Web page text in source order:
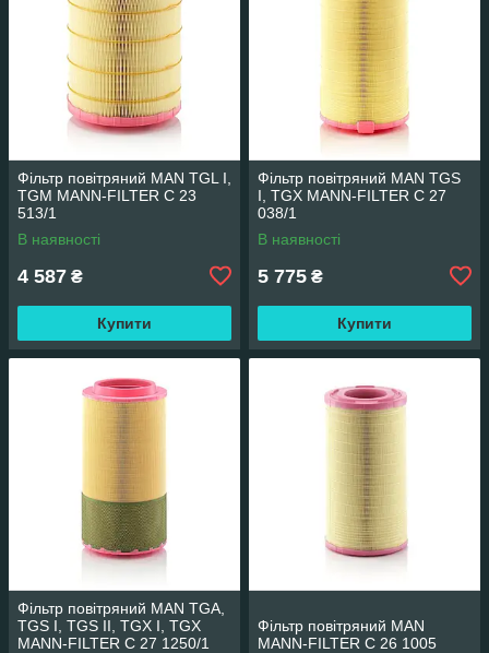
Фільтр повітряний MAN TGL I,
TGM MANN-FILTER C 23
513/1
В наявності
4 587 ₴
Купити
Фільтр повітряний MAN TGS
I, TGX MANN-FILTER C 27
038/1
В наявності
5 775 ₴
Купити
Фільтр повітряний MAN TGA,
TGS I, TGS II, TGX I, TGX
MANN-FILTER C 27 1250/1
Фільтр повітряний MAN
MANN-FILTER C 26 1005